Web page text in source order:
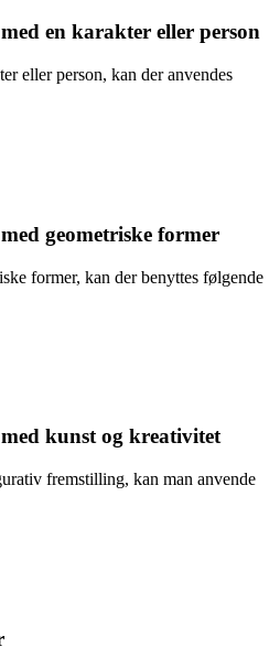
en karakter eller person
eller person, kan der anvendes
geometriske former
former, kan der benyttes følgende
kunst og kreativitet
fremstilling, kan man anvende